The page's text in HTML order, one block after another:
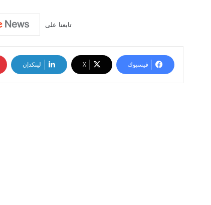
تابعنا على
فيسبوك ‫X لينكدإن